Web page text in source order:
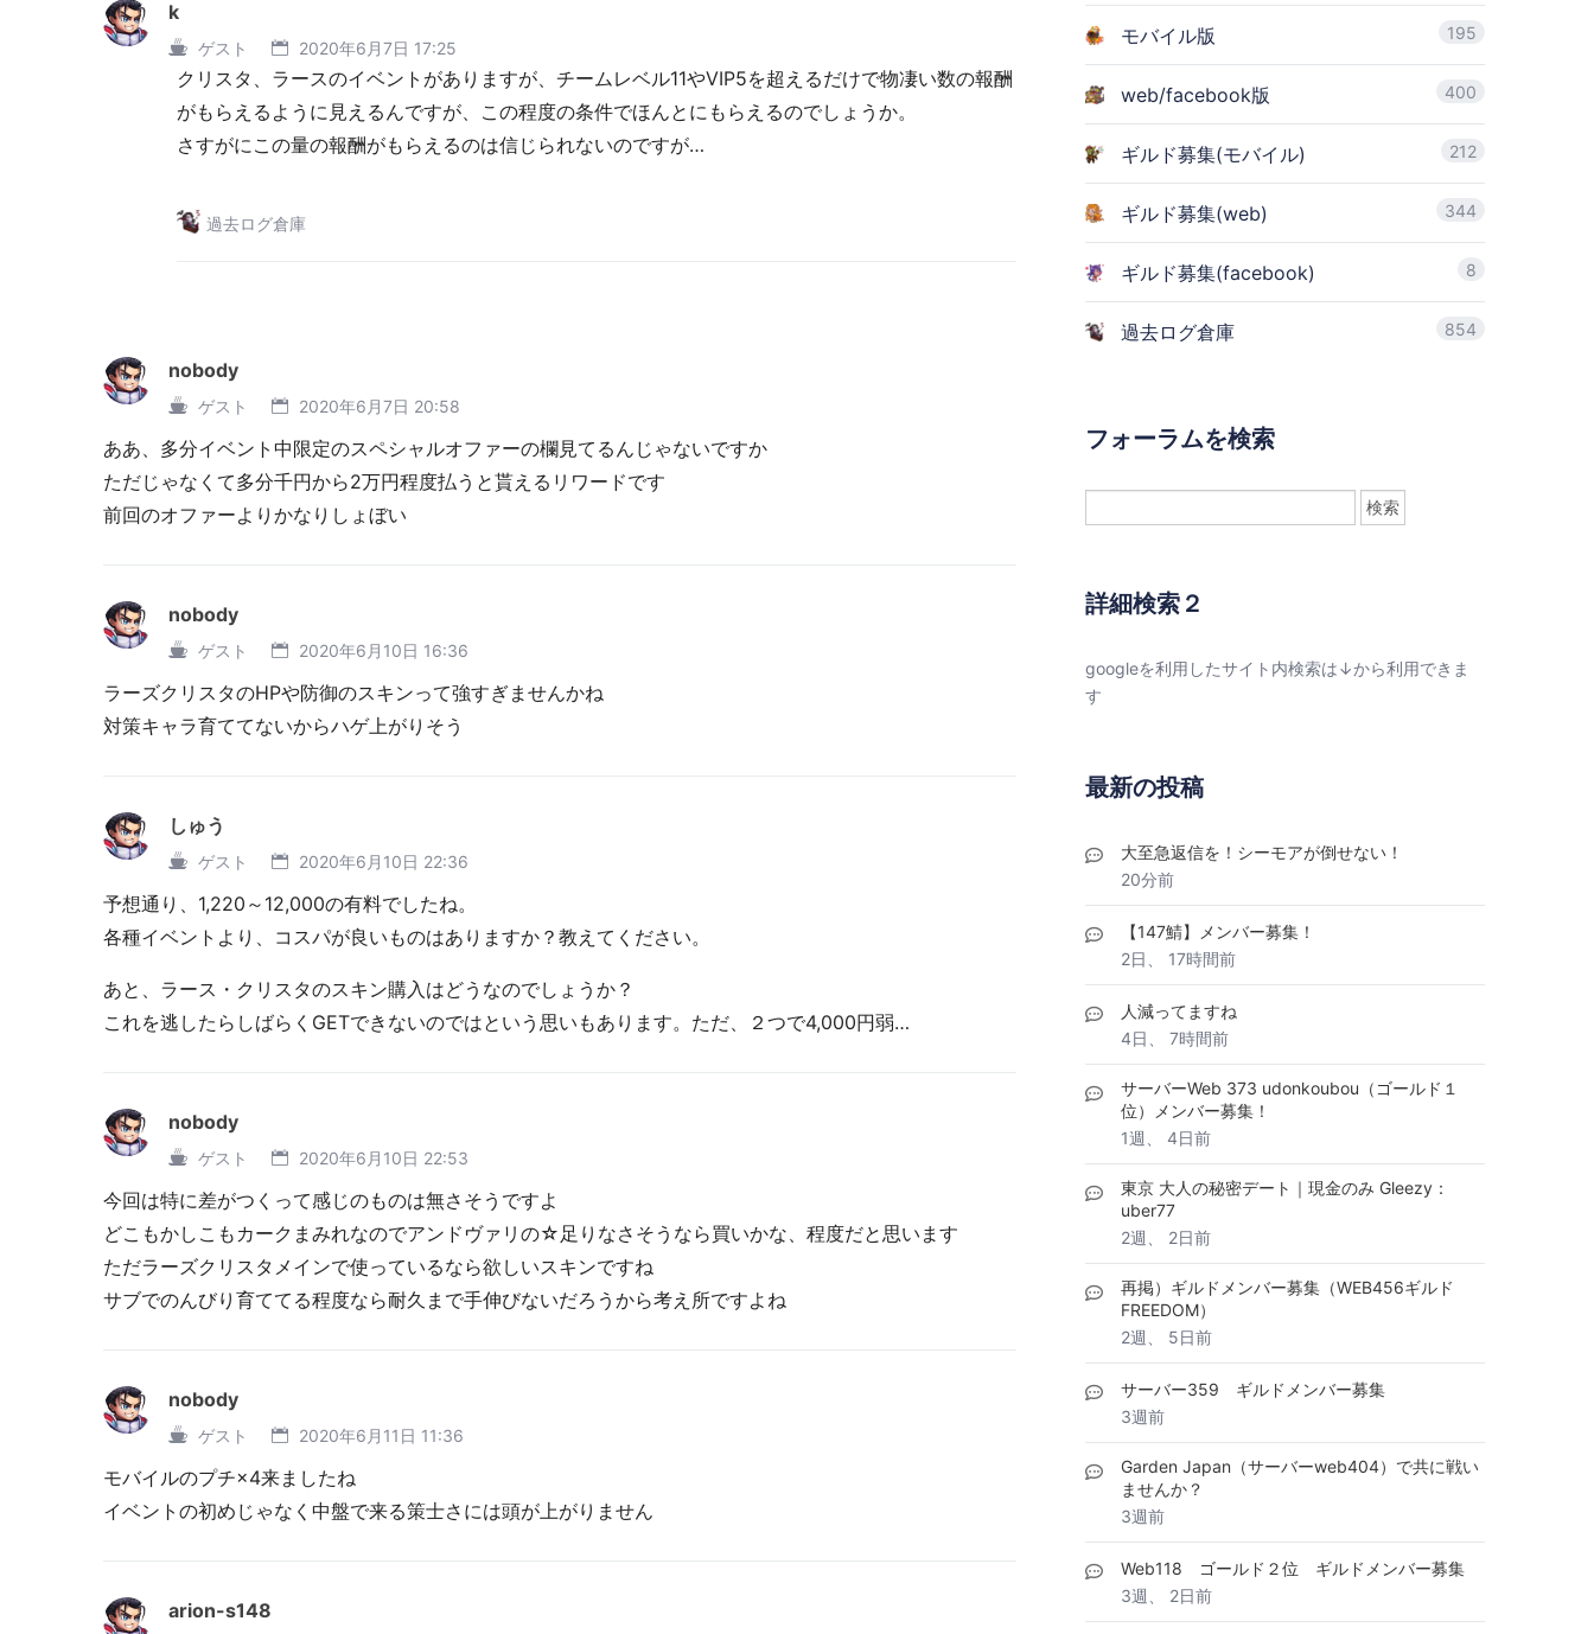
k
ゲスト 2020年6月7日 17:25
クリスタ、ラースのイベントがありますが、チームレベル11やVIP5を超えるだけで物凄い数の報酬
がもらえるように見えるんですが、この程度の条件でほんとにもらえるのでしょうか。
さすがにこの量の報酬がもらえるのは信じられないのですが…
過去ログ倉庫
nobody
ゲスト 2020年6月7日 20:58
ああ、多分イベント中限定のスペシャルオファーの欄見てるんじゃないですか
ただじゃなくて多分千円から2万円程度払うと貰えるリワードです
前回のオファーよりかなりしょぼい
nobody
ゲスト 2020年6月10日 16:36
ラーズクリスタのHPや防御のスキンって強すぎませんかね
対策キャラ育ててないからハゲ上がりそう
しゅう
ゲスト 2020年6月10日 22:36
予想通り、1,220～12,000の有料でしたね。
各種イベントより、コスパが良いものはありますか？教えてください。
あと、ラース・クリスタのスキン購入はどうなのでしょうか？
これを逃したらしばらくGETできないのではという思いもあります。ただ、２つで4,000円弱…
nobody
ゲスト 2020年6月10日 22:53
今回は特に差がつくって感じのものは無さそうですよ
どこもかしこもカークまみれなのでアンドヴァリの☆足りなさそうなら買いかな、程度だと思います
ただラーズクリスタメインで使っているなら欲しいスキンですね
サブでのんびり育ててる程度なら耐久まで手伸びないだろうから考え所ですよね
nobody
ゲスト 2020年6月11日 11:36
モバイルのプチ×4来ましたね
イベントの初めじゃなく中盤で来る策士さには頭が上がりません
arion-s148
モバイル版 195
web/facebook版 400
ギルド募集(モバイル) 212
ギルド募集(web) 344
ギルド募集(facebook) 8
過去ログ倉庫 854
フォーラムを検索
詳細検索２
googleを利用したサイト内検索は↓から利用できま
す
最新の投稿
大至急返信を！シーモアが倒せない！
20分前
【147鯖】メンバー募集！
2日、 17時間前
人減ってますね
4日、 7時間前
サーバーWeb 373 udonkoubou（ゴールド１
位）メンバー募集！
1週、 4日前
東京 大人の秘密デート｜現金のみ Gleezy：
uber77
2週、 2日前
再掲）ギルドメンバー募集（WEB456ギルド
FREEDOM）
2週、 5日前
サーバー359 ギルドメンバー募集
3週前
Garden Japan（サーバーweb404）で共に戦い
ませんか？
3週前
Web118 ゴールド２位 ギルドメンバー募集
3週、 2日前